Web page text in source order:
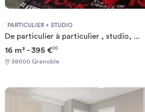
PARTICULIER STUDIO
De particulier à particulier , studio, ...
16 m² - 395 €CC
38000 Grenoble